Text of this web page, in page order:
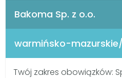
Bakoma Sp. z o.o.
warmińsko-
Twój zakres obowiązków: